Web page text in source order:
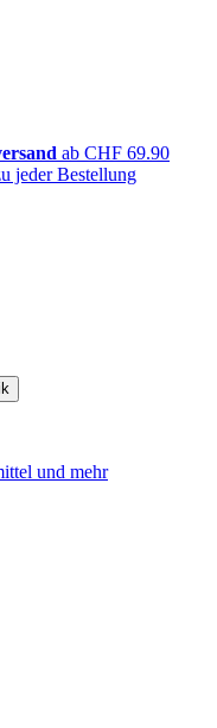
ab CHF 69.90
jeder Bestellung
und mehr